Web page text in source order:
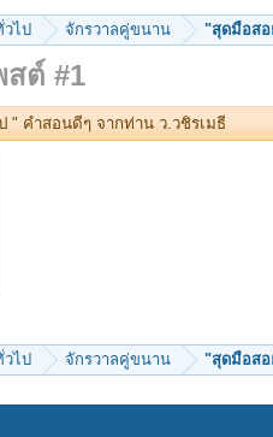
วไป จักรวาลคู่ขนาน "สุดมือสอ
ต์ #1
" คำสอนดีๆ จากท่าน ว.วชิรเมธี
วไป จักรวาลคู่ขนาน "สุดมือสอ